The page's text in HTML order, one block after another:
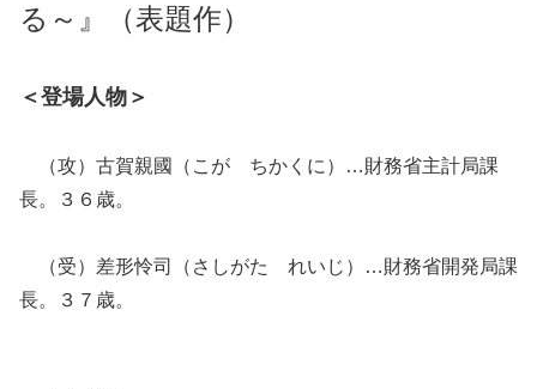
る～』（表題作）
＜登場人物＞
（攻）古賀親國（こが ちかくに）…財務省主計局課
長。３６歳。
（受）差形怜司（さしがた れいじ）…財務省開発局課
長。３７歳。